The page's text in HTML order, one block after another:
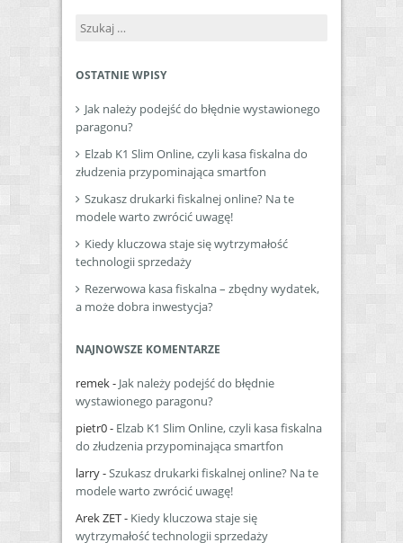
Szukaj:
OSTATNIE WPISY
Jak należy podejść do błędnie wystawionego
paragonu?
Elzab K1 Slim Online, czyli kasa fiskalna do
złudzenia przypominająca smartfon
Szukasz drukarki fiskalnej online? Na te
modele warto zwrócić uwagę!
Kiedy kluczowa staje się wytrzymałość
technologii sprzedaży
Rezerwowa kasa fiskalna – zbędny wydatek,
a może dobra inwestycja?
NAJNOWSZE KOMENTARZE
remek- Jak należy podejść do błędnie
wystawionego paragonu?
pietr0- Elzab K1 Slim Online, czyli kasa fiskalna
do złudzenia przypominająca smartfon
larry-Szukasz drukarki fiskalnej online? Na te
modele warto zwrócić uwagę!
Arek ZET- Kiedy kluczowa staje się
wytrzymałość technologii sprzedaży